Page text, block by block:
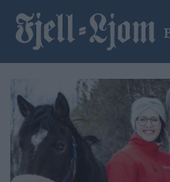
Tag:
rebecha
røstum